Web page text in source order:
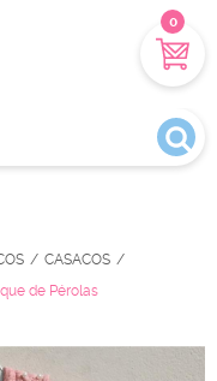
0
CASACOS
de Pérolas